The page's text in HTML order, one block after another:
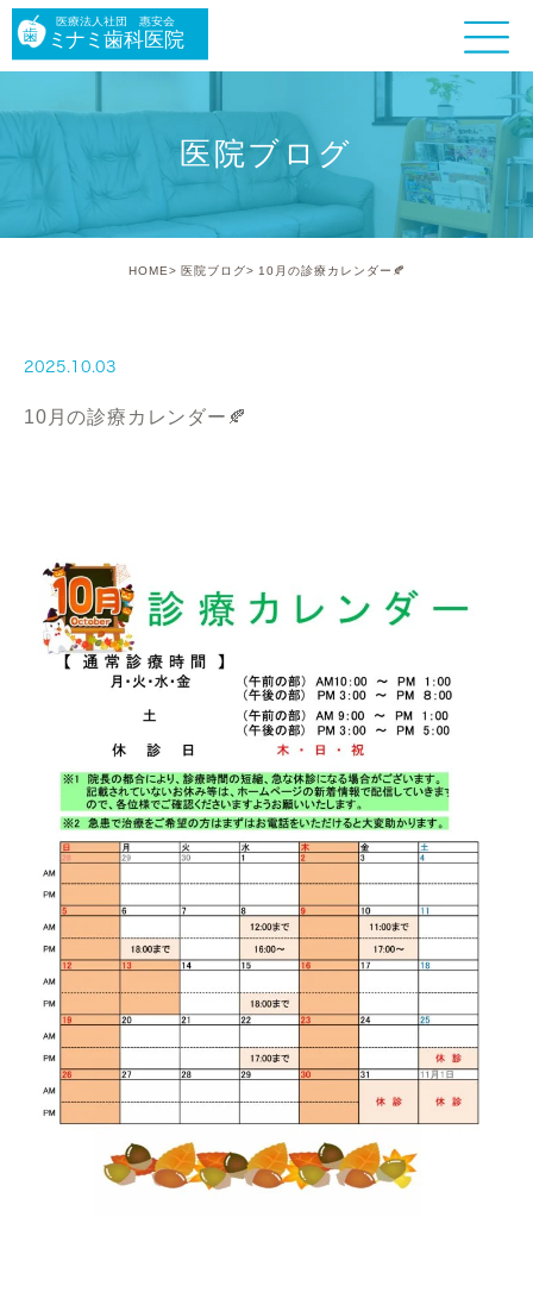
医院ブログ
HOME 医院ブログ 10月の診療カレンダー🍂
2025.10.03
10月の診療カレンダー🍂